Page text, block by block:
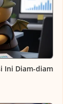
Ini Diam-diam